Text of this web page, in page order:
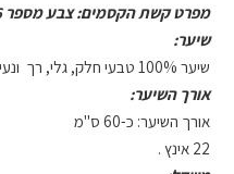
מפרט קשת הקסמים: צבע מספר 6 :
שיער:
שיער 100% טבעי חלק, גלי, רך ונעים למגע .
אורך השיער:
אורך השיער: כ-60 ס"מ
22 אינץ .